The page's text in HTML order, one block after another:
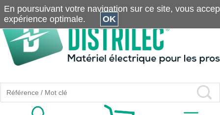
En poursuivant votre navigation sur ce site, vous
expérience optimale.
OK